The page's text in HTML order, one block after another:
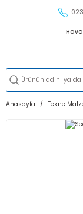
Anasayfa Tekne